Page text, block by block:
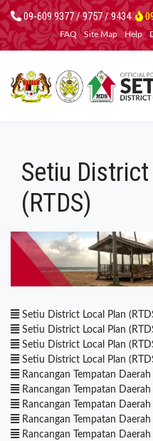
09-609 9377 / 9757 / 9434
FAQ Site Map Help
Setiu
(RTDS)
Setiu District Local Plan
Setiu District Local Plan
Setiu District Local Plan
Setiu District Local Plan
Rancangan Tempatan
Rancangan Tempatan
Rancangan Tempatan
Rancangan Tempatan
Rancangan Tempatan